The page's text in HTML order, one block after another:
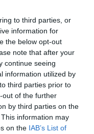
to third parties, or
information for
the below opt-out
note that after your
continue seeing
information utilized by
third parties prior to
out of the further
by third parties on the
information may
on the IAB’s List of